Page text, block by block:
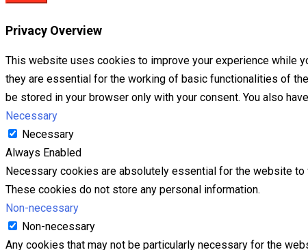
Privacy Overview
This website uses cookies to improve your experience while
they are essential for the working of basic functionalities of
be stored in your browser only with your consent. You also
Necessary
Necessary
Always Enabled
Necessary cookies are absolutely essential for the website
These cookies do not store any personal information.
Non-necessary
Non-necessary
Any cookies that may not be particularly necessary for the